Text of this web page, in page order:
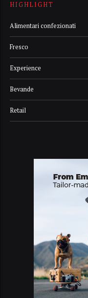
HIGHLIGHT
Alimentari confezionati
Fresco
Experience
Bevande
Retail